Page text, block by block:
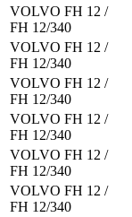
VOLVO FH 12 /
FH 12/340
VOLVO FH 12 /
FH 12/340
VOLVO FH 12 /
FH 12/340
VOLVO FH 12 /
FH 12/340
VOLVO FH 12 /
FH 12/340
VOLVO FH 12 /
FH 12/340